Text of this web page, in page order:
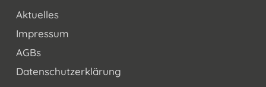
Aktuelles
Impressum
AGBs
Datenschutzerklärung